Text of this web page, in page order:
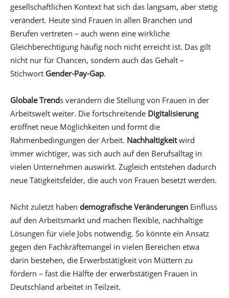
gesellschaftlichen Kontext hat sich das langsam, aber stetig
verändert. Heute sind Frauen in allen Branchen und
Berufen vertreten – auch wenn eine wirkliche
Gleichberechtigung häufig noch nicht erreicht ist. Das gilt
nicht nur für Chancen, sondern auch das Gehalt –
Stichwort Gender-Pay-Gap.
Globale Trends verändern die Stellung von Frauen in der
Arbeitswelt weiter. Die fortschreitende Digitalisierung
eröffnet neue Möglichkeiten und formt die
Rahmenbedingungen der Arbeit. Nachhaltigkeitwird
immer wichtiger, was sich auch auf den Berufsalltag in
vielen Unternehmen auswirkt. Zugleich entstehen dadurch
neue Tätigkeitsfelder, die auch von Frauen besetzt werden.
Nicht zuletzt haben demografische Veränderungen Einfluss
auf den Arbeitsmarkt und machen flexible, nachhaltige
Lösungen für viele Jobs notwendig. So könnte ein Ansatz
gegen den Fachkräftemangel in vielen Bereichen etwa
darin bestehen, die Erwerbstätigkeit von Müttern zu
fördern – fast die Hälfte der erwerbstätigen Frauen in
Deutschland arbeitet in Teilzeit.